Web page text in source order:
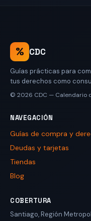
% CDC
Guías prácticas para
tus derechos como
© 2026 CDC — Calendario
NAVEGACIÓN
Guías de compra y
Deudas y tarjetas
Tiendas
Blog
COBERTURA
Santiago,Región